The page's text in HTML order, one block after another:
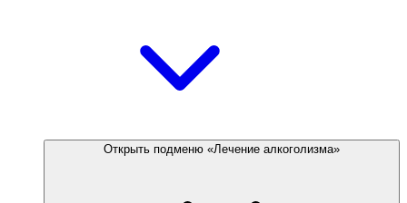
Открыть подменю «Лечение алкоголизма»